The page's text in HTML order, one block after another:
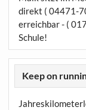
direkt ( 04471-
erreichbar - (
Schule!
Keep on